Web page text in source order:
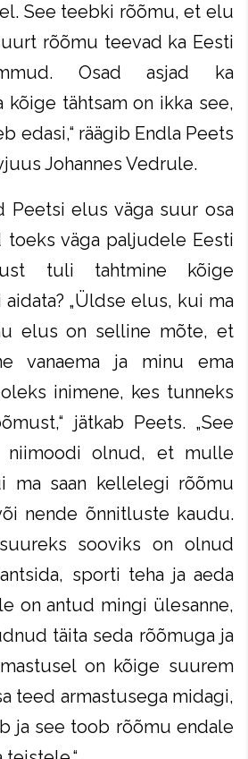
See teebki rõõmu, et elu
rõõmu teevad ka Eesti
Osad asjad ka
kõige tähtsam on ikka see,
edasi,“ räägib Endla Peets
Johannes Vedrule.
Peetsi elus väga suur osa
toeks väga paljudele Eesti
tuli tahtmine kõige
„Üldse elus, kui ma
elus on selline mõte, et
vanaema ja minu ema
inimene, kes tunneks
jätkab Peets. „See
olnud, et mulle
ma saan kellelegi rõõmu
nende õnnitluste kaudu.
sooviks on olnud
sporti teha ja aeda
on antud mingi ülesanne,
täita seda rõõmuga ja
on kõige suurem
teed armastusega midagi,
ja see toob rõõmu endale